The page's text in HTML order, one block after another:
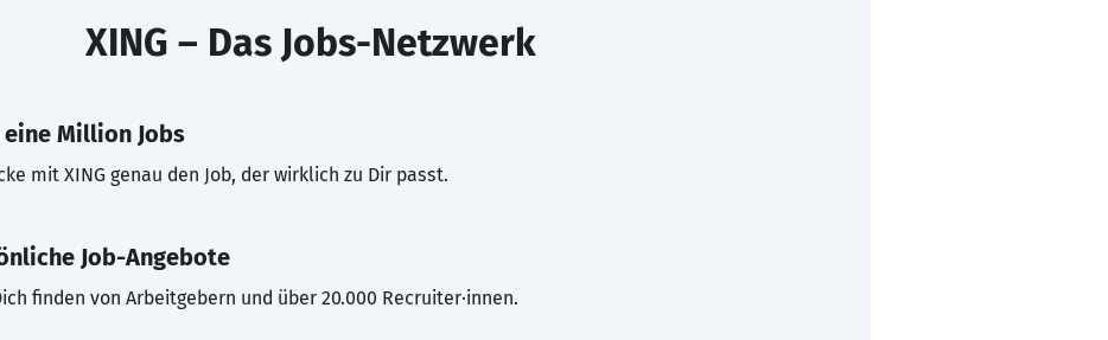
XING – Das Jobs-Netzwerk
eine Million Jobs
mit XING genau den Job, der wirklich zu Dir passt.
Job-Angebote
finden von Arbeitgebern und über 20.000 Recruiter·innen.